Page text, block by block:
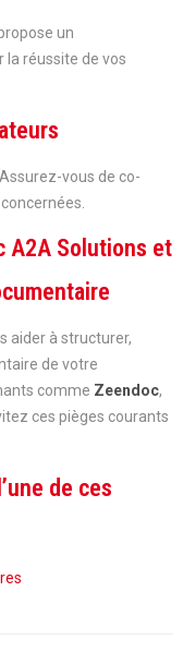
un
réussite de vos
vous de co-
A2A Solutions et
aider à structurer,
de votre
comme Zeendoc,
ces pièges courants
de ces